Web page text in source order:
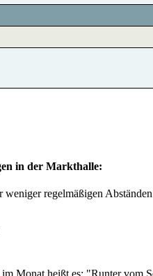
in der Markthalle:
regelmäßigen
Monat heißt es: "Runter vom